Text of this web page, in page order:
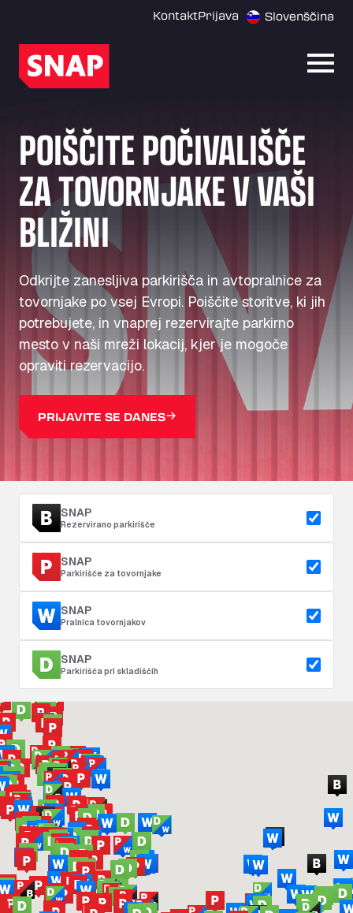
KontaktPrijava Slovenščina
POIŠČITE POČIVALIŠČE
ZA TOVORNJAKE V VAŠI
BLIŽINI
Odkrijte zanesljiva parkirišča in avtopralnice za
tovornjake po vsej Evropi. Poiščite storitve, ki jih
potrebujete, in vnaprej rezervirajte parkirno
mesto v naši mreži lokacij, kjer je mogoče
opraviti rezervacijo.
PRIJAVITE SE DANES
SNAP
Rezervirano parkirišče
SNAP
Parkirišče za tovornjake
SNAP
Pralnica tovornjakov
SNAP
Parkirišča pri skladiščih